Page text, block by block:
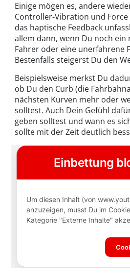
Einige mögen es, andere
Controller-Vibration und Force
das haptische Feedback
allem dann, wenn Du noch
Fahrer oder eine unerfahrene
Bestenfalls steigerst Du den
Beispielsweise merkst Du
ob Du den Curb (die
nächsten Kurven mehr oder
solltest. Auch Dein Gefühl
geben solltest und wann es
sollte mit der Zeit deutlich